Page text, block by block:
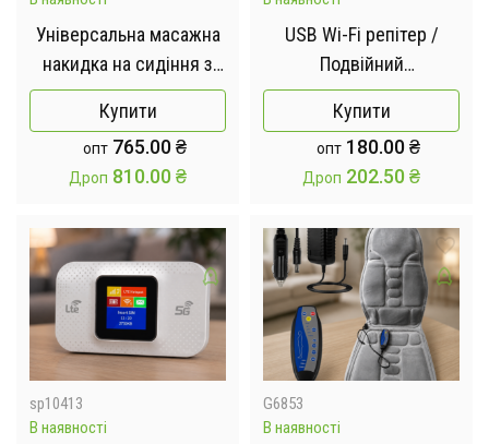
Універсальна масажна
накидка на сидіння з
пультом керування LY-
406 Вібраційний
масажер для спини з
підігрівом
Купити
опт 765.00₴
Дроп 810.00₴
USB Wi-Fi репітер /
Подвійний
ретранслятор Wi-Fi /
Підсилювач Wi-Fi
сигналу
Купити
опт 180.00₴
Дроп 202.50₴
sp10413
В наявності
G6853
В наявності